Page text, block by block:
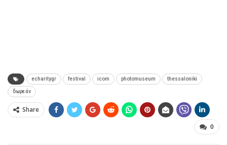
echaritygr festival icom photomuseum thessaloniki
δωρεάν
Share
0